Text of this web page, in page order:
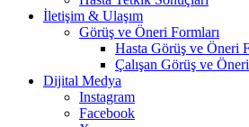
İletişim & Ulaşım
Görüş ve Öneri Formları
Hasta Görüş ve Öneri
Çalışan Görüş ve
Dijital Medya
Instagram
Facebook